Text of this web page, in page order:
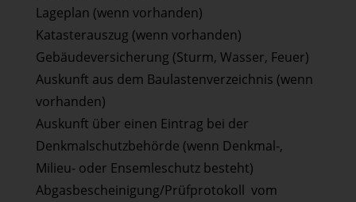
Lageplan (wenn vorhanden)
Katasterauszug (wenn vorhanden)
Gebäudeversicherung (Sturm, Wasser, Feuer)
Auskunft aus dem Baulastenverzeichnis (wenn
vorhanden)
Auskunft über einen Eintrag bei der
Denkmalschutzbehörde (wenn Denkmal-,
Milieu- oder Ensemleschutz besteht)
Abgasbescheinigung/Prüfprotokoll vom